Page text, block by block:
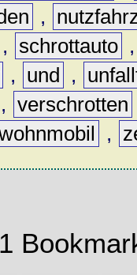
,
, schrottauto
, und ,
, verschrotten
,